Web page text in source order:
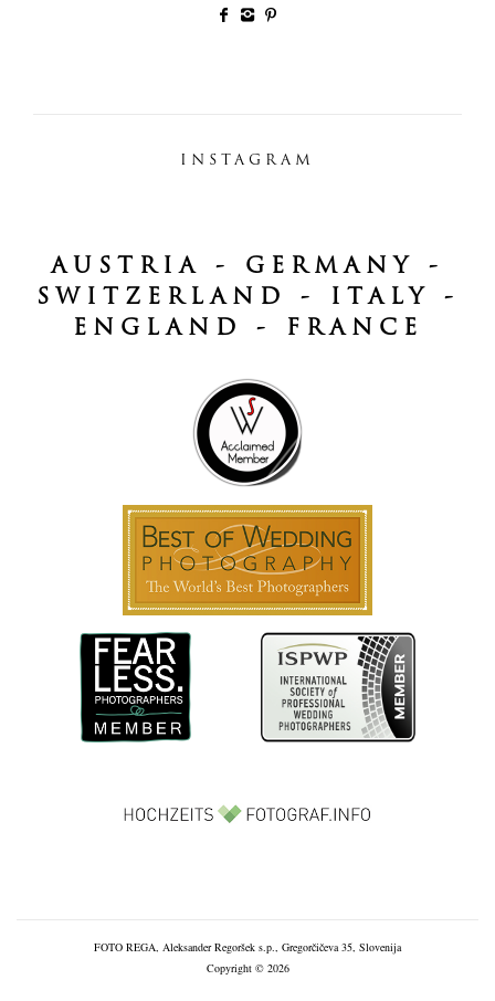
INSTAGRAM
AUSTRIA - GERMANY -
SWITZERLAND - ITALY -
ENGLAND - FRANCE
FOTO REGA, Aleksander Regoršek s.p., Gregorčičeva 35, Slovenija
Copyright © 2026